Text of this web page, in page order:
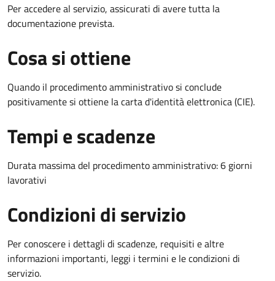
Per accedere al servizio, assicurati di avere tutta la
documentazione prevista.
Cosa si ottiene
Quando il procedimento amministrativo si conclude
positivamente si ottiene la carta d'identità elettronica (CIE).
Tempi e scadenze
Durata massima del procedimento amministrativo: 6 giorni
lavorativi
Condizioni di servizio
Per conoscere i dettagli di scadenze, requisiti e altre
informazioni importanti, leggi i termini e le condizioni di
servizio.